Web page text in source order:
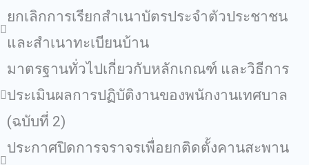
ยกเลิกการเรียกสำเนาบัตรประจำตัวประชาชน
และสำเนาทะเบียนบ้าน
มาตรฐานทั่วไปเกี่ยวกับหลักเกณฑ์ และวิธีการ
ประเมินผลการปฏิบัติงานของพนักงานเทศบาล
(ฉบับที่ 2)
ประกาศปิดการจราจรเพื่อยกติดตั้งคานสะพาน